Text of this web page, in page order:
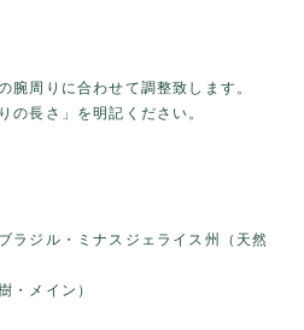
腕周りに合わせて調整致します。
の長さ」を明記ください。
ラジル・ミナスジェライス州（天然
・メイン）